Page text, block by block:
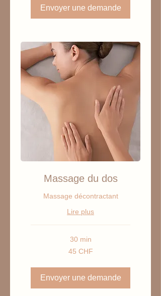
Envoyer une demande
Massage du dos
Massage décontractant
Lire plus
30 min
45 CHF
Envoyer une demande